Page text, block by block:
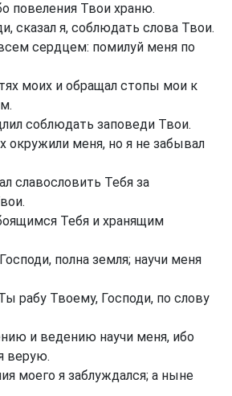
повеления Твои храню.
сказал я, соблюдать слова Твои.
сердцем: помилуй меня по
моих и обращал стопы мои к
соблюдать заповеди Твои.
окружили меня, но я не забывал
славословить Тебя за
Тебя и хранящим
полна земля; научи меня
рабу Твоему, Господи, по слову
и ведению научи меня, ибо
верую.
моего я заблуждался; а ныне